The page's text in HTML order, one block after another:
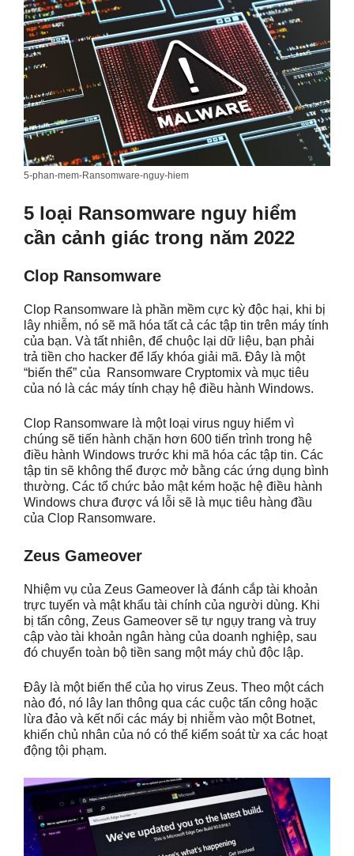
5-phan-mem-Ransomware-nguy-hiem
5 loại Ransomware nguy hiểm
cần cảnh giác trong năm 2022
Clop Ransomware
Clop Ransomware là phần mềm cực kỳ độc hại, khi bị
lây nhiễm, nó sẽ mã hóa tất cả các tập tin trên máy tính
của bạn. Và tất nhiên, để chuộc lại dữ liệu, bạn phải
trả tiền cho hacker để lấy khóa giải mã. Đây là một
“biến thể” của Ransomware Cryptomix và mục tiêu
của nó là các máy tính chạy hệ điều hành Windows.
Clop Ransomware là một loại virus nguy hiểm vì
chúng sẽ tiến hành chặn hơn 600 tiến trình trong hệ
điều hành Windows trước khi mã hóa các tập tin. Các
tập tin sẽ không thể được mở bằng các ứng dụng bình
thường. Các tổ chức bảo mật kém hoặc hệ điều hành
Windows chưa được vá lỗi sẽ là mục tiêu hàng đầu
của Clop Ransomware.
Zeus Gameover
Nhiệm vụ của Zeus Gameover là đánh cắp tài khoản
trực tuyến và mật khẩu tài chính của người dùng. Khi
bị tấn công, Zeus Gameover sẽ tự ngụy trang và truy
cập vào tài khoản ngân hàng của doanh nghiệp, sau
đó chuyển toàn bộ tiền sang một máy chủ độc lập.
Đây là một biến thể của họ virus Zeus. Theo một cách
nào đó, nó lây lan thông qua các cuộc tấn công hoặc
lừa đảo và kết nối các máy bị nhiễm vào một Botnet,
khiến chủ nhân của nó có thể kiểm soát từ xa các hoạt
động tội phạm.